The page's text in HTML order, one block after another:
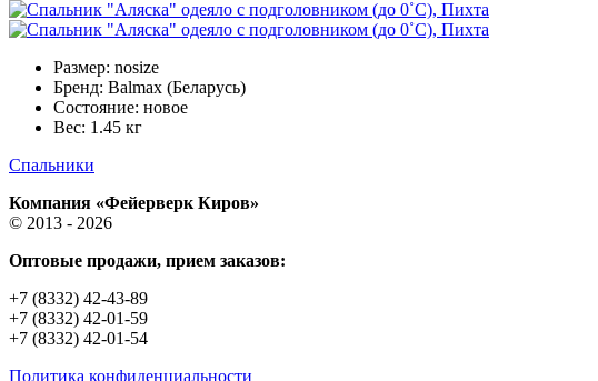
Размер: nosize
Бренд: Balmax (Беларусь)
Состояние: новое
Вес: 1.45 кг
Спальники
Компания «Фейерверк Киров»
© 2013 - 2026
Оптовые продажи, прием заказов:
+7 (8332) 42-43-89
+7 (8332) 42-01-59
+7 (8332) 42-01-54
Политика конфиденциальности